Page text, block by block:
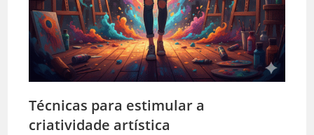
Técnicas para estimular a
criatividade artística